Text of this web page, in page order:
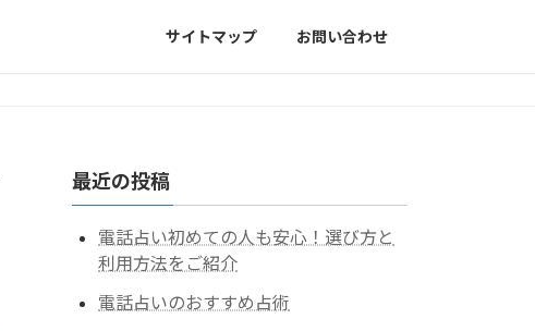
サイトマップ お問い合わせ
最近の投稿
電話占い初めての人も安心！選び方と
利用方法をご紹介
電話占いのおすすめ占術